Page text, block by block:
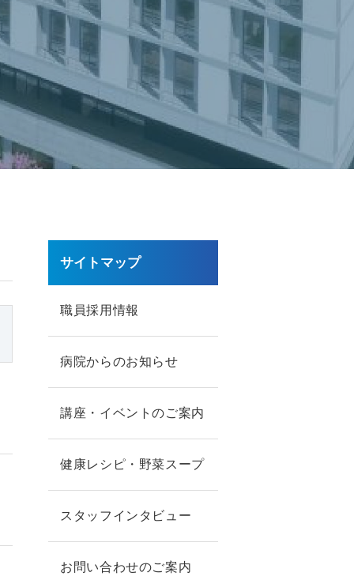
サイトマップ
職員採用情報
病院からのお知らせ
講座・イベントのご案内
健康レシピ・野菜スープ
スタッフインタビュー
お問い合わせのご案内